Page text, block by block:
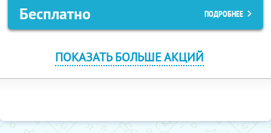
Бесплатно ПОДРОБНЕЕ
ПОКАЗАТЬ БОЛЬШЕ АКЦИЙ